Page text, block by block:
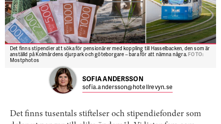
Det finns stipendier att söka för pensionärer med koppling till Hasselbacken, den som är
anställd på Kolmårdens djurpark och göteborgare – bara för att nämna några.FOTO:
Mostphotos
SOFIA ANDERSSON
sofia.andersson@hotellrevyn.se
Det finns tusentals stiftelser och stipendiefonder som